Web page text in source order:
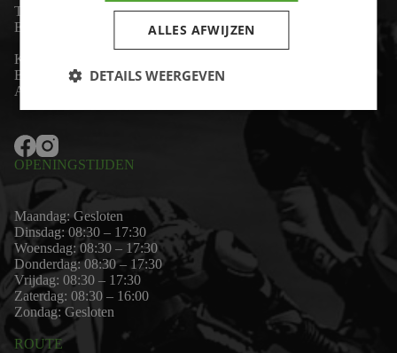
Telefoon:
+31 (0)76 - 54 11 888
Email:
wim@motor-id.nl
K.v.K: 80530338
B.T.W-nummer: NL861703947B01
Algemene voorwaarden
OPENINGSTIJDEN
Maandag: Gesloten
Dinsdag: 08:30 – 17:30
Woensdag: 08:30 – 17:30
Donderdag: 08:30 – 17:30
Vrijdag: 08:30 – 17:30
Zaterdag: 08:30 – 16:00
Zondag: Gesloten
ROUTE
ALLES AFWIJZEN
DETAILS WEERGEVEN